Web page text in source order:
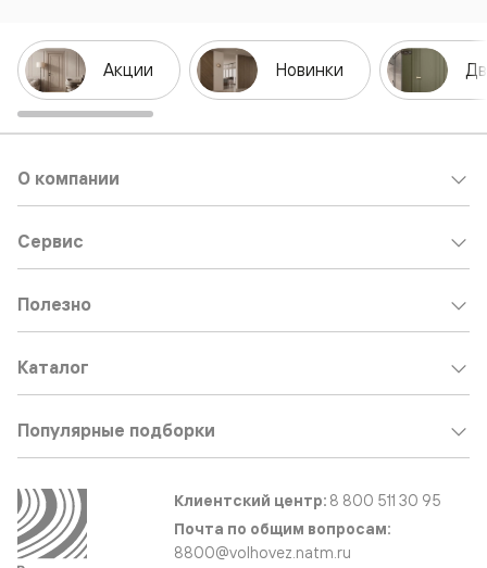
Акции Новинки
О компании
Сервис
Полезно
Каталог
Популярные подборки
Клиентский центр: 8 800 511 30 95
Почта по общим вопросам:
8800@volhovez.natm.ru